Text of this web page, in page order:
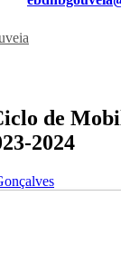
de
2024